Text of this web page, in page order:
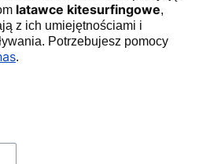
latawce kitesurfingowe,
z ich umiejętnościami i
Potrzebujesz pomocy
.